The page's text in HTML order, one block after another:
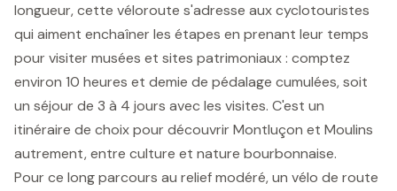
longueur, cette véloroute s'adresse aux cyclotouristes
qui aiment enchaîner les étapes en prenant leur temps
pour visiter musées et sites patrimoniaux : comptez
environ 10 heures et demie de pédalage cumulées, soit
un séjour de 3 à 4 jours avec les visites. C'est un
itinéraire de choix pour découvrir Montluçon et Moulins
autrement, entre culture et nature bourbonnaise.
Pour ce long parcours au relief modéré, un vélo de route